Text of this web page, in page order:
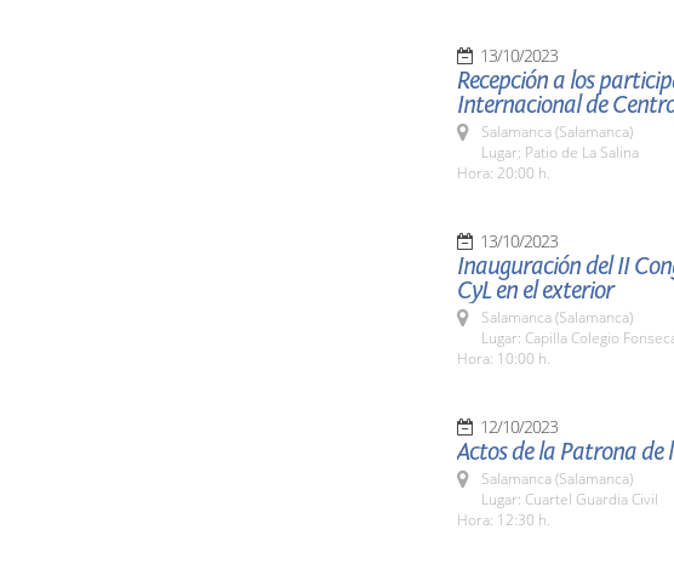
13/10/2023
Recepción a los
Internacional de
Salamanca (Salamanca)
Lugar: Patio de La Salina
Hora: 20:00 h.
13/10/2023
Inauguración del II
CyL en el exterior
Salamanca (Salamanca)
Lugar: Capilla Colegio
Hora: 10:00 h.
12/10/2023
Actos de la Patrona de
Salamanca (Salamanca)
Lugar: Cuartel Guardia Civil
Hora: 12:30 h.